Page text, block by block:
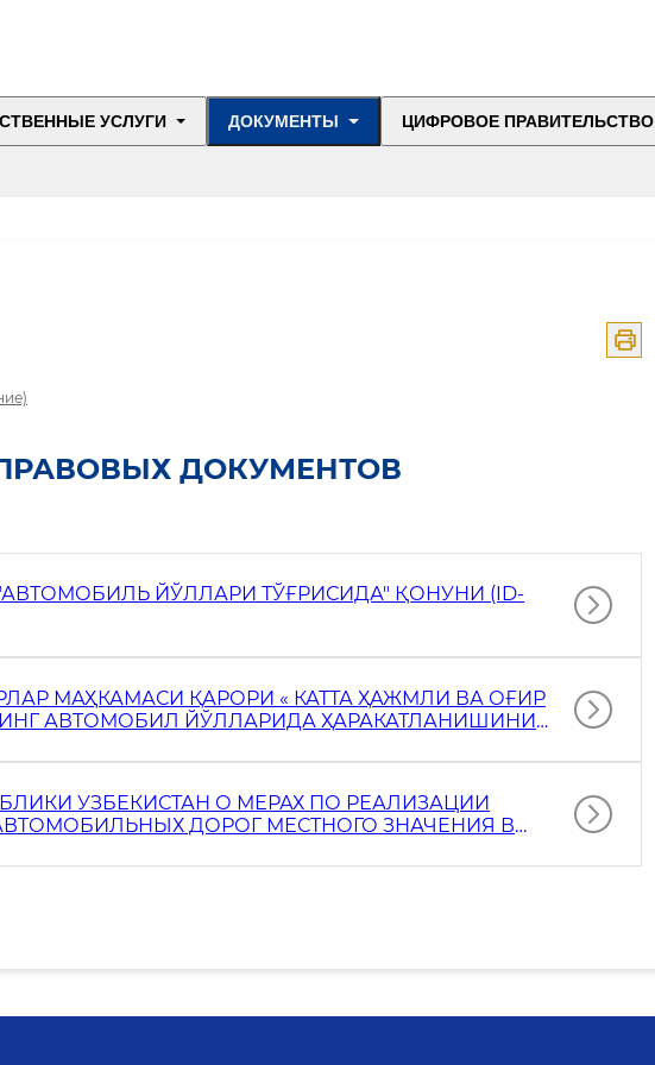
УСЛУГИ ДОКУМЕНТЫ ЦИФРОВОЕ ПРАВИТЕЛЬСТВО
ДОКУМЕНТОВ
ЙЎЛЛАРИ ТЎҒРИСИДА" ҚОНУНИ (ID-
МАҲКАМАСИ ҚАРОРИ « КАТТА ҲАЖМЛИ ВА ОҒИР
АВТОМОБИЛ ЙЎЛЛАРИДА ҲАРАКАТЛАНИШИНИ
УЗБЕКИСТАН О МЕРАХ ПО РЕАЛИЗАЦИИ
ДОРОГ МЕСТНОГО ЗНАЧЕНИЯ В